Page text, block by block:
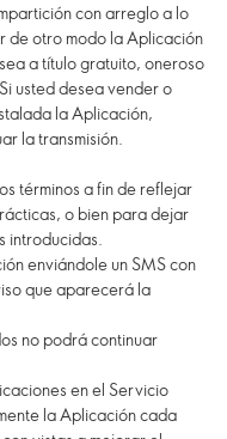
con arreglo a lo
de otro modo la Aplicación
a título gratuito, oneroso
usted desea vender o
la Aplicación,
la transmisión.
términos a fin de reflejar
o bien para dejar
introducidas.
enviándole un SMS con
que aparecerá la
no podrá continuar
en el Servicio
la Aplicación cada